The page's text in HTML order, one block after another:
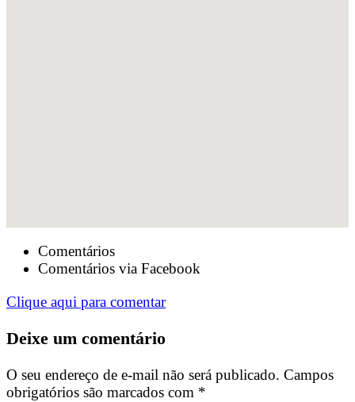
Comentários
Comentários via Facebook
Clique aqui para comentar
Deixe um comentário
O seu endereço de e-mail não será publicado. Campos
obrigatórios são marcados com *